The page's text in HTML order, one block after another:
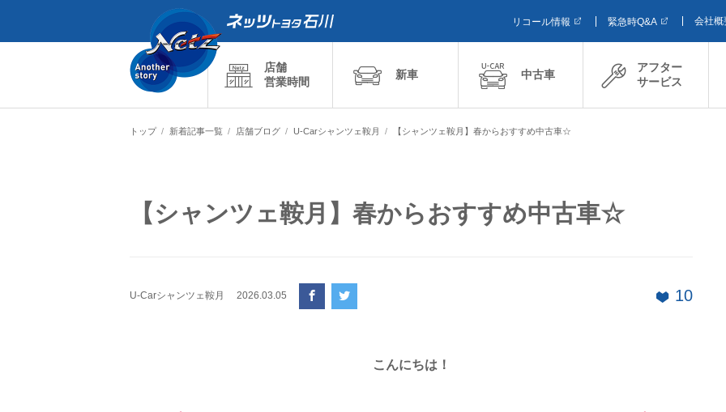
リコール情報 緊急時Q&A 会社概
店舗
営業時間
新車 中古車
アフター
サービス
トップ 新着記事一覧 店舗ブログ U-Carシャンツェ鞍月 【シャンツェ鞍月】春からおすすめ中古車☆
【シャンツェ鞍月】春からおすすめ中古車☆
U-Carシャンツェ鞍月 2026.03.05 10
こんにちは！